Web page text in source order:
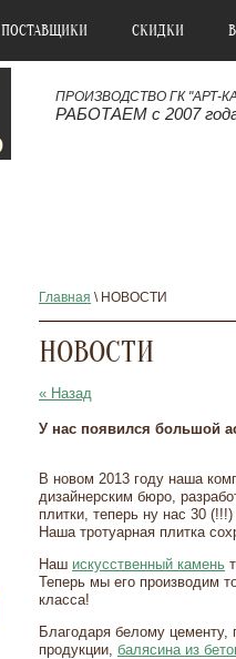
ПОСТАВЩИКИ СКИДКИ
ПРОИЗВОДСТВО ГК "АРТ-
РАБОТАЕМ с 2007
Главная \ НОВОСТИ
НОВОСТИ
« Назад
У нас появился большой
В новом 2013 году наша
дизайнерским бюро,
плитки, теперь ну нас 30
Наша тротуарная плитка
Наш искусственный камень
Теперь мы его производим
класса!
Благодаря белому цементу,
продукции, балясина из